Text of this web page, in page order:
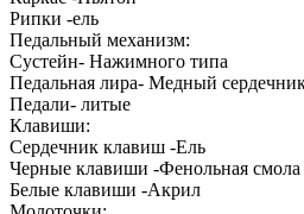
Рипки -ель
Педальный механизм:
Сустейн- Нажимного типа
Педальная лира- Медный
Педали- литые
Клавиши:
Сердечник клавиш -Ель
Черные клавиши -Фенольная смола
Белые клавиши -Акрил